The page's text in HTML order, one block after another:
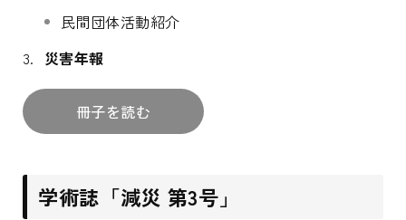
民間団体活動紹介
災害年報
冊子を読む
学術誌「減災 第3号」